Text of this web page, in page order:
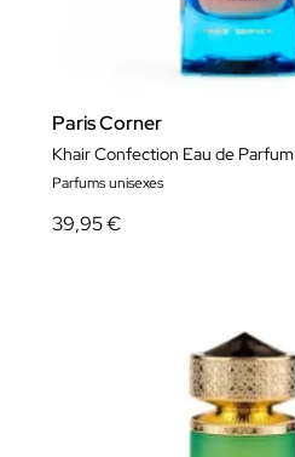
Paris Corner
Khair Confection Eau de Parfum
Parfums unisexes
39,95 €